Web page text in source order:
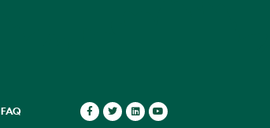
FAQ